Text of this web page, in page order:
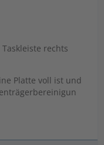
rechts
Platte voll ist und